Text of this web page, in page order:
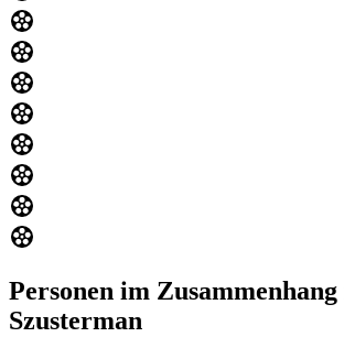
Personen im
Szusterman